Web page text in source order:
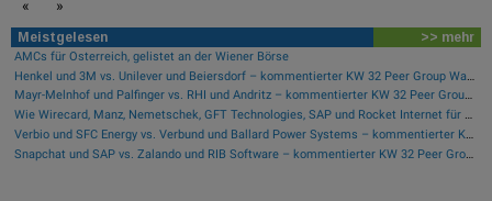
« »
Meistgelesen >> mehr
AMCs für Österreich, gelistet an der Wiener Börse
Henkel und 3M vs. Unilever und Beiersdorf – kommentierter KW 32 Peer Group Watch Konsumgüter
Mayr-Melnhof und Palfinger vs. RHI und Andritz – kommentierter KW 32 Peer Group Watch Zykliker Österreich
Wie Wirecard, Manz, Nemetschek, GFT Technologies, SAP und Rocket Internet für Gesprächsstoff sorgten
Verbio und SFC Energy vs. Verbund und Ballard Power Systems – kommentierter KW 32 Peer Group Watch Energie
Snapchat und SAP vs. Zalando und RIB Software – kommentierter KW 32 Peer Group Watch Computer, Software & Internet